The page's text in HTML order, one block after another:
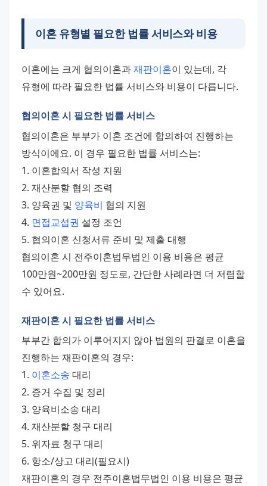
이혼 유형별 필요한 법률 서비스와 비용
이혼에는 크게 협의이혼과 재판이혼이 있는데, 각
유형에 따라 필요한 법률 서비스와 비용이 다릅니다.
협의이혼 시 필요한 법률 서비스
협의이혼은 부부가 이혼 조건에 합의하여 진행하는
방식이에요. 이 경우 필요한 법률 서비스는:
1. 이혼합의서 작성 지원
2. 재산분할 협의 조력
3. 양육권 및 양육비 협의 지원
4. 면접교섭권 설정 조언
5. 협의이혼 신청서류 준비 및 제출 대행
협의이혼 시 전주이혼법무법인 이용 비용은 평균
100만원~200만원 정도로, 간단한 사례라면 더 저렴할
수 있어요.
재판이혼 시 필요한 법률 서비스
부부간 합의가 이루어지지 않아 법원의 판결로 이혼을
진행하는 재판이혼의 경우:
1. 이혼소송 대리
2. 증거 수집 및 정리
3. 양육비소송 대리
4. 재산분할 청구 대리
5. 위자료 청구 대리
6. 항소/상고 대리(필요시)
재판이혼의 경우 전주이혼법무법인 이용 비용은 평균